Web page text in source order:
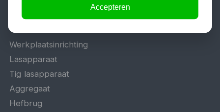
Populaire categorieën
Werkplaatsinrichting
Lasapparaat
Tig lasapparaat
Aggregaat
Hefbrug
Accepteren